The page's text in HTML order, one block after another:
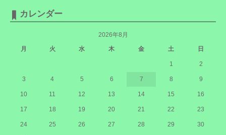
カレンダー
2026年8月
月
火 水 木 金 土 日
1 2
3 4 5 6 7 8 9
10 11 12 13 14 15 16
17 18 19 20 21 22 23
24 25 26 27 28 29 30